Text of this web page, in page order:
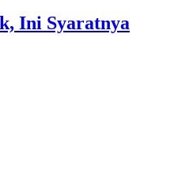
Ini Syaratnya